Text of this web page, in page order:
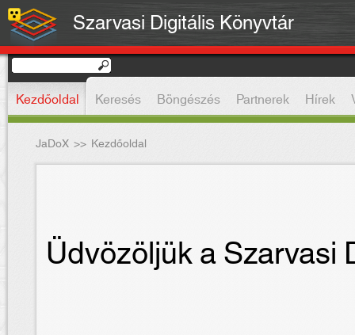
Szarvasi Digitális Könyvtár
Kezdőoldal Keresés Böngészés Partnerek Hírek
JaDoX >> Kezdőoldal
Üdvözöljük a Szarvasi